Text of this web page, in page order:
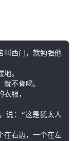
叫西门，就勉强他
。
不肯喝。
服，
说：“这是犹太人
在右边，一个在左